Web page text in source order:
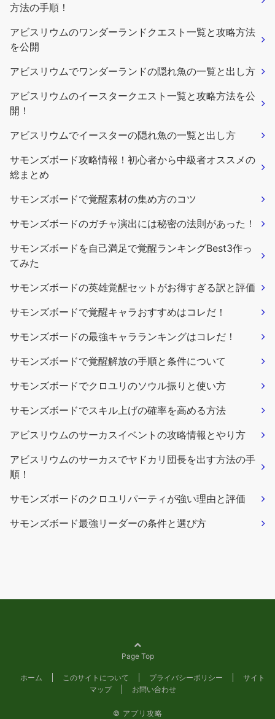
方法の手順！
アビスリウムのワンダーランドクエスト一覧と攻略方法
を公開
アビスリウムでワンダーランドの隠れ魚の一覧と出し方
アビスリウムのイースタークエスト一覧と攻略方法を公
開！
アビスリウムでイースターの隠れ魚の一覧と出し方
サモンズボード攻略情報！初心者から中級者オススメの
総まとめ
サモンズボードで覚醒素材の集め方のコツ
サモンズボードのガチャ演出には秘密の法則があった！
サモンズボードを自己満足で覚醒ランキングBest3作っ
てみた
サモンズボードの英雄覚醒セットがお得すぎる訳と評価
サモンズボードで覚醒キャラおすすめはコレだ！
サモンズボードの最強キャラランキングはコレだ！
サモンズボードで覚醒解放の手順と条件について
サモンズボードでクロユリのソウル振りと使い方
サモンズボードでスキル上げの確率を高める方法
アビスリウムのサーカスイベントの攻略情報とやり方
アビスリウムのサーカスでヤドカリ団長を出す方法の手
順！
サモンズボードのクロユリパーティが強い理由と評価
サモンズボード最強リーダーの条件と選び方
Page Top
ホーム このサイトについて プライバシーポリシー
サイト
マップ
お問い合わせ
© アプリ攻略